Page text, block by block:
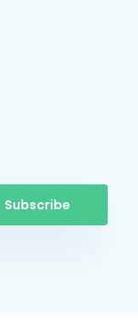
Subscribe